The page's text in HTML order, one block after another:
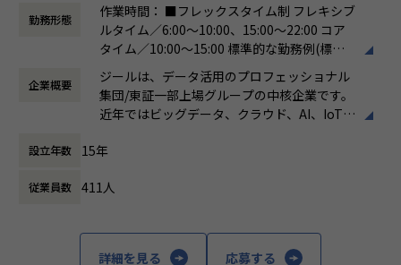
ライズ企業）に対して、中長期的なビジネス価値創出を担う
単なるプロジェクト遂行に留まらず、顧客の経営・事業課題
に深く入り込み、「共に事業を創るパートナー」として伴走
します。
営業・データエンジニア・コンサルタントと密に連携しなが
ることがミッションです。
略立案・実行をリードします。
画面（ダッシュボードやレポート、帳票など）作成
●PowerPoint等を用いた提案資料の作成とプレゼンテーシ
●ベンダーとのアライアンス活動（資格取得やイベント参加
など）
・クラウド型BIプラットフォーム。データの収集から蓄積、
・BuzzというコミュケーションツールやAppsというライト
【組織の特徴・魅力】
・「真のデータドリブンコンサルティング」を体現すべく、
勤務形態
作業時間： ■フレックスタイム制 フレキシブ
ルタイム／6:00～10:00、15:00～22:00 コア
タイム／10:00～15:00 標準的な勤務例(標準
労働時間)／9:00～18:00
働き方：フレックス制（コアタイムあり）
時間外労働の有無： 有（月平均19時間）
休憩時間： 60分
企業概要
ジールは、データ活用のプロフェッショナル
集団/東証一部上場グループの中核企業です。
近年ではビッグデータ、クラウド、AI、IoTを
する立場にスコープを拡張しています。
顧客の大半は大手企業となっており、30年以
設立年数 15年
従業員数 411人
詳細を見る 応募する